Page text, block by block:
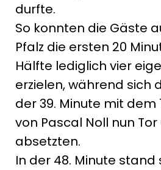
durfte.
So konnten die Gäste
Pfalz die ersten 20
Hälfte lediglich vier
erzielen, während sich
der 39. Minute mit
von Pascal Noll nun
absetzten.
In der 48. Minute stand